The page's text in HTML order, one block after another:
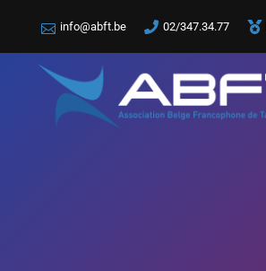
info@abft.be 02/347.34.77